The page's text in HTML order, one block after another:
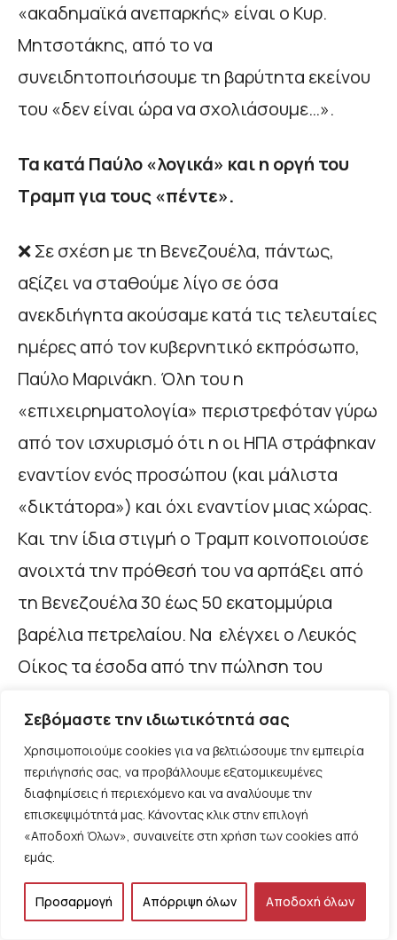
Σεβόμαστε την ιδιωτικότητά σας
Χρησιμοποιούμε cookies για να βελτιώσουμε την εμπειρία
περιήγησής σας, να προβάλλουμε εξατομικευμένες
διαφημίσεις ή περιεχόμενο και να αναλύουμε την
επισκεψιμότητά μας. Κάνοντας κλικ στην επιλογή
«Αποδοχή Όλων», συναινείτε στη χρήση των cookies από
εμάς.
Προσαρμογή Απόρριψη όλων Αποδοχή όλων
«ακαδημαϊκά ανεπαρκής» είναι ο Κυρ.
Μητσοτάκης, από το να
συνειδητοποιήσουμε τη βαρύτητα εκείνου
του «δεν είναι ώρα να σχολιάσουμε…».
Τα κατά Παύλο «λογικά» και η οργή του
Τραμπ για τους «πέντε».
❌ Σε σχέση με τη Βενεζουέλα, πάντως,
αξίζει να σταθούμε λίγο σε όσα
ανεκδιήγητα ακούσαμε κατά τις τελευταίες
ημέρες από τον κυβερνητικό εκπρόσωπο,
Παύλο Μαρινάκη. Όλη του η
«επιχειρηματολογία» περιστρεφόταν γύρω
από τον ισχυρισμό ότι η οι ΗΠΑ στράφηκαν
εναντίον ενός προσώπου (και μάλιστα
«δικτάτορα») και όχι εναντίον μιας χώρας.
Και την ίδια στιγμή ο Τραμπ κοινοποιούσε
ανοιχτά την πρόθεσή του να αρπάξει από
τη Βενεζουέλα 30 έως 50 εκατομμύρια
βαρέλια πετρελαίου. Να ελέγχει ο Λευκός
Οίκος τα έσοδα από την πώληση του
τον Παύλο Μαρινάκη… δεν έχει υποστεί
αμερικανική επίθεση. Κι όλα αυτά, υπό την
απειλή του προέδρου των ΗΠΑ: Εάν η
Ντέλσι Ροντρίγκες δεν υποκύψει στις
αξιώσεις της Ουάσινγκτον, «θα πληρώσει
ένα πολύ μεγάλο τίμημα, πιθανότατα
μεγαλύτερο από τον Μαδούρο». Δηλαδή, τι